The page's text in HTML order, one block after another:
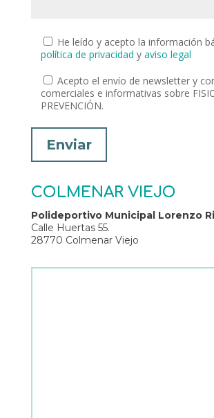
He leído y acepto la información
política de privacidad y aviso legal
Acepto el envío de newsletter y
comerciales e informativas sobre
PREVENCIÓN.
COLMENAR VIEJO
Polideportivo Municipal Lorenzo
Calle Huertas 55.
28770 Colmenar Viejo